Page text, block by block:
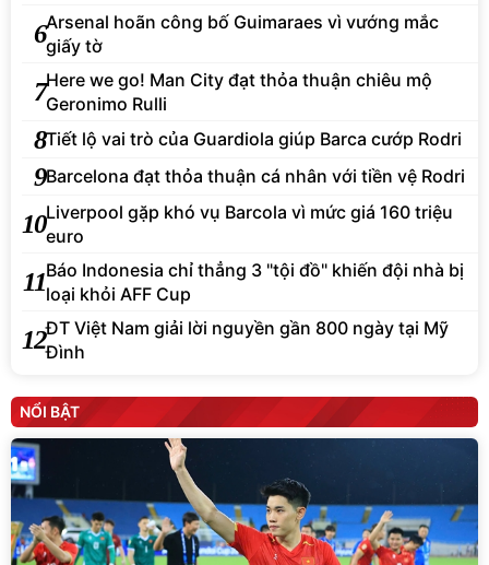
6Arsenal hoãn công bố Guimaraes vì vướng mắc
giấy tờ
7Here we go! Man City đạt thỏa thuận chiêu mộ
Geronimo Rulli
8Tiết lộ vai trò của Guardiola giúp Barca cướp Rodri
9Barcelona đạt thỏa thuận cá nhân với tiền vệ Rodri
10Liverpool gặp khó vụ Barcola vì mức giá 160 triệu
euro
11Báo Indonesia chỉ thẳng 3 "tội đồ" khiến đội nhà bị
loại khỏi AFF Cup
12ĐT Việt Nam giải lời nguyền gần 800 ngày tại Mỹ
Đình
NỔI BẬT